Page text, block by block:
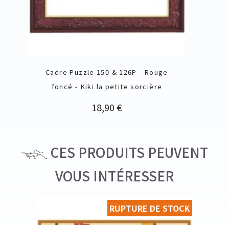
Cadre Puzzle 150 & 126P - Rouge
foncé - Kiki la petite sorcière
Prix
18,90 €
CES PRODUITS PEUVENT
VOUS INTÉRESSER
RUPTURE DE STOCK